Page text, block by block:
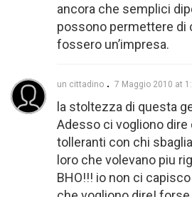
ancora che semplici
possono permettere di
fossero un’impresa.
un cittadino 7 Maggio 2010 at
la stoltezza di questa
Adesso ci vogliono
tolleranti con chi
loro che volevano piu
BHO!!! io non ci